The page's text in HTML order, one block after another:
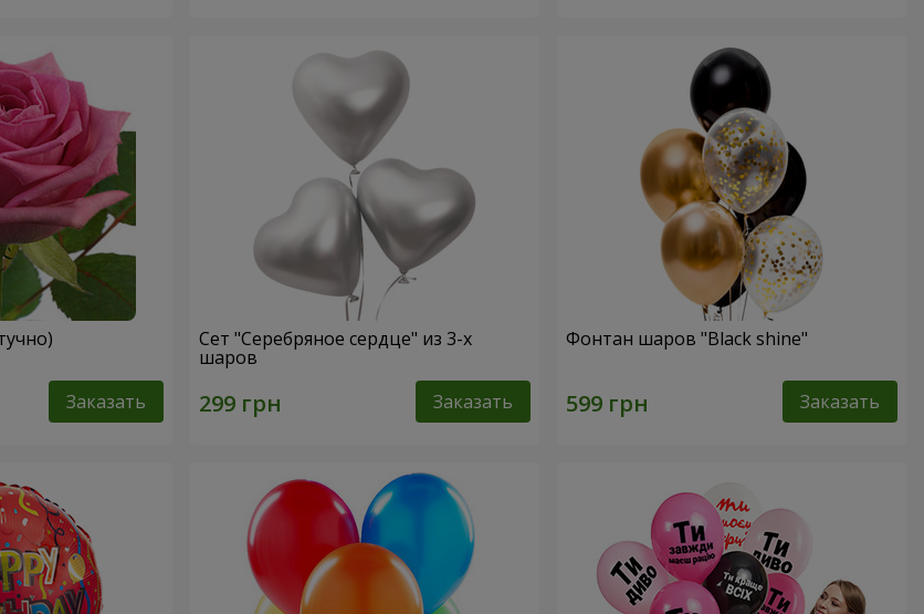
Заказать
Сет "Серебряное сердце" из 3-х
шаров
Заказать
Фонтан шаров "Black shine"
Заказать